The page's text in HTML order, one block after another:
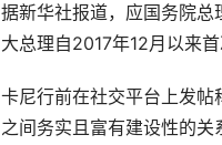
据新华社报道，应国务院总
大总理自2017年12月以来首
卡尼行前在社交平台上发帖
之间务实且富有建设性的